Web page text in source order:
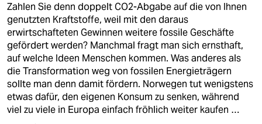
Zahlen Sie denn doppelt CO2-Abgabe auf die von Ihnen
genutzten Kraftstoffe, weil mit den daraus
erwirtschafteten Gewinnen weitere fossile Geschäfte
gefördert werden? Manchmal fragt man sich ernsthaft,
auf welche Ideen Menschen kommen. Was anderes als
die Transformation weg von fossilen Energieträgern
sollte man denn damit fördern. Norwegen tut wenigstens
etwas dafür, den eigenen Konsum zu senken, während
viel zu viele in Europa einfach fröhlich weiter kaufen …